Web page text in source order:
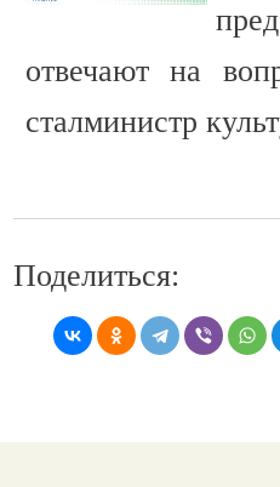
отвечают на
сталминистр
Поделиться: